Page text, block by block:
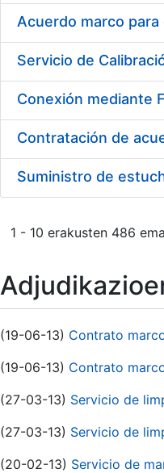
Erakutsi/Ezkutatu
Acuerdo marco
Suministro de
1 - 10 erakusten 486
(19-06-13) Contrato
(19-06-13) Contrato
(27-03-13) Servicio de
(27-03-13) Servicio de
(20-02-13) Servicio de